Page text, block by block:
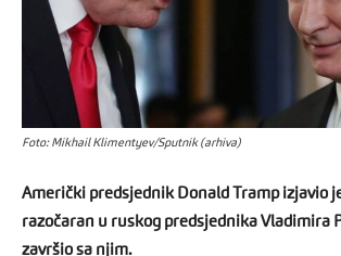
Foto: Mikhail Klimentyev/Sputnik (arhiva)
Američki predsjednik Donald Tramp izjavio
razočaran u ruskog predsjednika Vladimira
završio sa njim.